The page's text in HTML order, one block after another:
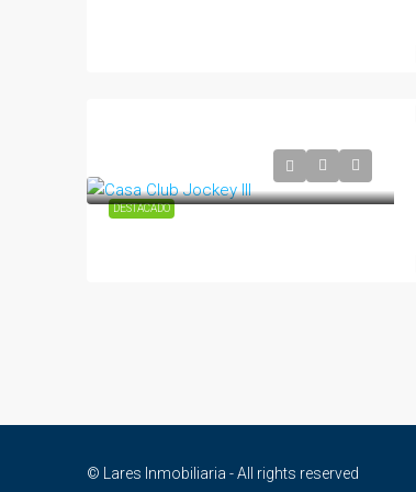
DESTACADO
© Lares Inmobiliaria - All rights reserved